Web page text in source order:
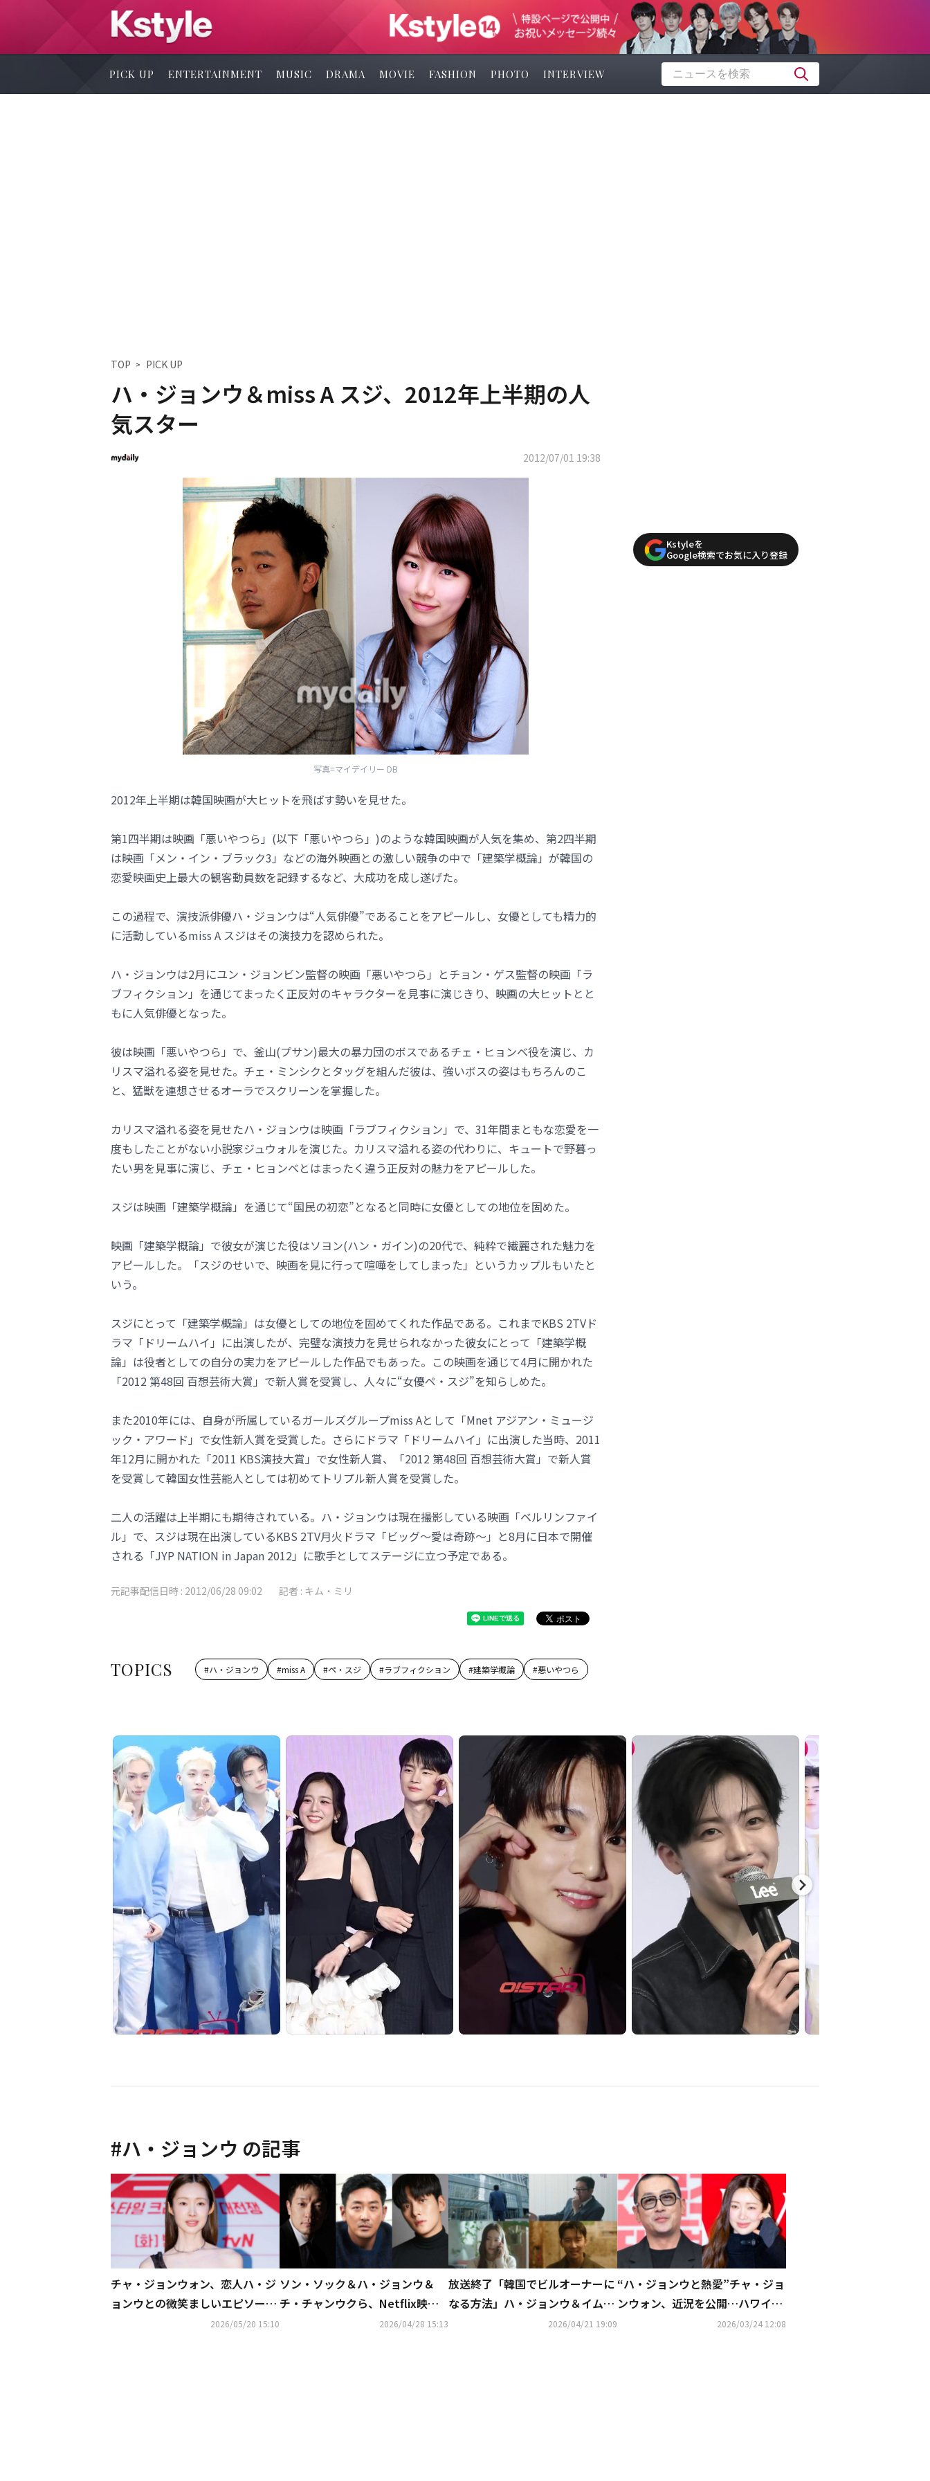
PICK UP ENTERTAINMENT MUSIC DRAMA MOVIE FASHION PHOTO INTERVIEW
TOP PICK UP
ハ・ジョンウ＆miss A スジ、2012年上半期の人
気スター
2012/07/01 19:38
写真=マイデイリー DB
2012年上半期は韓国映画が大ヒットを飛ばす勢いを見せた。
第1四半期は映画「悪いやつら」(以下「悪いやつら」)のような韓国映画が人気を集め、第2四半期
は映画「メン・イン・ブラック3」などの海外映画との激しい競争の中で「建築学概論」が韓国の
恋愛映画史上最大の観客動員数を記録するなど、大成功を成し遂げた。
この過程で、演技派俳優ハ・ジョンウは“人気俳優”であることをアピールし、女優としても精力的
に活動しているmiss A スジはその演技力を認められた。
ハ・ジョンウは2月にユン・ジョンビン監督の映画「悪いやつら」とチョン・ゲス監督の映画「ラ
ブフィクション」を通じてまったく正反対のキャラクターを見事に演じきり、映画の大ヒットとと
もに人気俳優となった。
彼は映画「悪いやつら」で、釜山(プサン)最大の暴力団のボスであるチェ・ヒョンベ役を演じ、カ
リスマ溢れる姿を見せた。チェ・ミンシクとタッグを組んだ彼は、強いボスの姿はもちろんのこ
と、猛獣を連想させるオーラでスクリーンを掌握した。
カリスマ溢れる姿を見せたハ・ジョンウは映画「ラブフィクション」で、31年間まともな恋愛を一
度もしたことがない小説家ジュウォルを演じた。カリスマ溢れる姿の代わりに、キュートで野暮っ
たい男を見事に演じ、チェ・ヒョンベとはまったく違う正反対の魅力をアピールした。
スジは映画「建築学概論」を通じて“国民の初恋”となると同時に女優としての地位を固めた。
映画「建築学概論」で彼女が演じた役はソヨン(ハン・ガイン)の20代で、純粋で繊麗された魅力を
アピールした。「スジのせいで、映画を見に行って喧嘩をしてしまった」というカップルもいたと
いう。
スジにとって「建築学概論」は女優としての地位を固めてくれた作品である。これまでKBS 2TVド
ラマ「ドリームハイ」に出演したが、完璧な演技力を見せられなかった彼女にとって「建築学概
論」は役者としての自分の実力をアピールした作品でもあった。この映画を通じて4月に開かれた
「2012 第48回 百想芸術大賞」で新人賞を受賞し、人々に“女優ペ・スジ”を知らしめた。
また2010年には、自身が所属しているガールズグループmiss Aとして「Mnet アジアン・ミュージ
ック・アワード」で女性新人賞を受賞した。さらにドラマ「ドリームハイ」に出演した当時、2011
年12月に開かれた「2011 KBS演技大賞」で女性新人賞、「2012 第48回 百想芸術大賞」で新人賞
を受賞して韓国女性芸能人としては初めてトリプル新人賞を受賞した。
二人の活躍は上半期にも期待されている。ハ・ジョンウは現在撮影している映画「ベルリンファイ
ル」で、スジは現在出演しているKBS 2TV月火ドラマ「ビッグ～愛は奇跡～」と8月に日本で開催
される「JYP NATION in Japan 2012」に歌手としてステージに立つ予定である。
元記事配信日時 : 2012/06/28 09:02 記者 : キム・ミリ
TOPICS #ハ・ジョンウ #miss A #ペ・スジ #ラブフィクション #建築学概論 #悪いやつら
Kstyleを
Google検索でお気に入り登録
#ハ・ジョンウ の記事
チャ・ジョンウォン、恋人ハ・ジ
ョンウとの微笑ましいエピソード
明かす「番組をモニタリングして
2026/05/20 15:10
ソン・ソック＆ハ・ジョンウ＆
チ・チャンウクら、Netflix映画
「普通の人々」に出演決定2026/04/28 15:13
放送終了「韓国でビルオーナーに
なる方法」ハ・ジョンウ＆イム・
スジョンらが迎えた結末とは【ネ
2026/04/21 19:09
“ハ・ジョンウと熱愛”チャ・ジョ
ンウォン、近況を公開…ハワイ旅
2026/03/24 12:08